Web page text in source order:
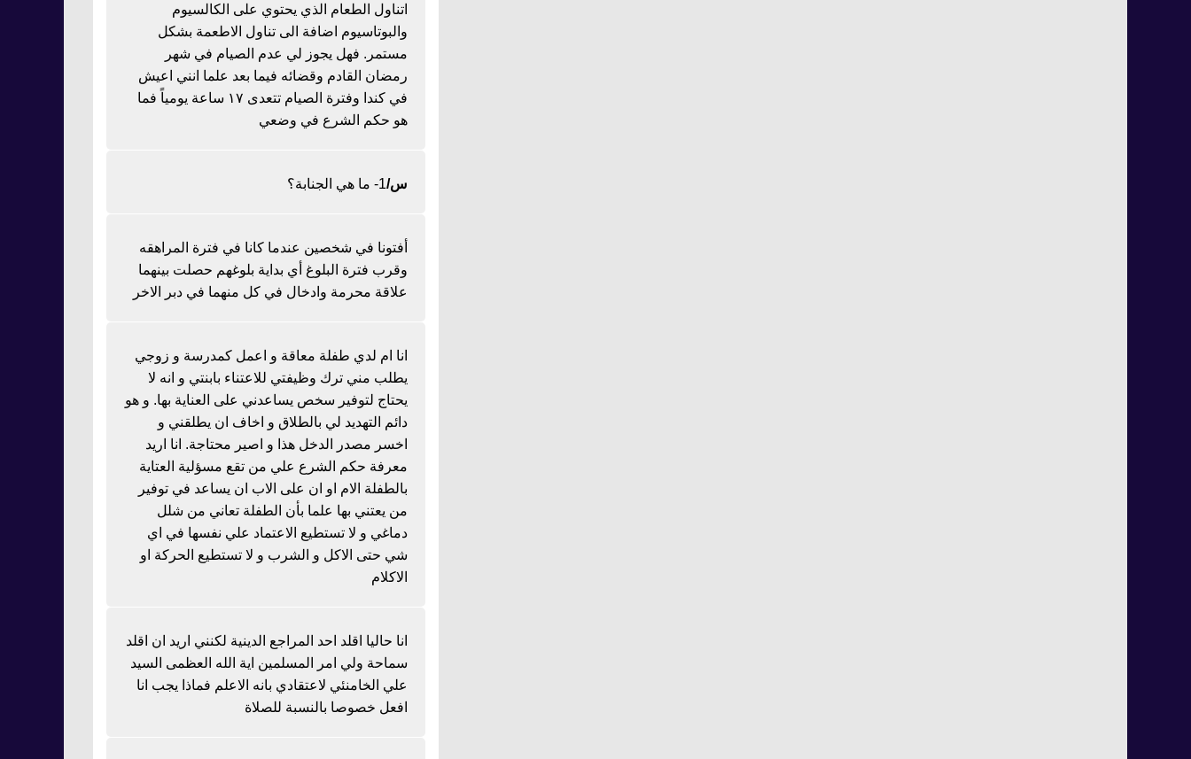
اتناول الطعام الذي يحتوي على الكالسيوم
والبوتاسيوم اضافة الى تناول الاطعمة بشكل
مستمر. فهل يجوز لي عدم الصيام في شهر
رمضان القادم وقضائه فيما بعد علما انني اعيش
في كندا وفترة الصيام تتعدى ١٧ ساعة يومياً فما
هو حكم الشرع في وضعي
س/1- ما هي الجنابة؟
أفتونا في شخصين عندما كانا في فترة المراهقه
وقرب فترة البلوغ أي بداية بلوغهم حصلت بينهما
علاقة محرمة وادخال في كل منهما في دبر الاخر
انا ام لدي طفلة معاقة و اعمل كمدرسة و زوجي
يطلب مني ترك وظيفتي للاعتناء بابنتي و انه لا
يحتاج لتوفير سخص يساعدني على العناية بها. و هو
دائم التهديد لي بالطلاق و اخاف ان يطلقني و
اخسر مصدر الدخل هذا و اصير محتاجة. انا اريد
معرفة حكم الشرع علي من تقع مسؤلية العتاية
بالطفلة الام او ان على الاب ان يساعد في توفير
من يعتني بها علما بأن الطفلة تعاني من شلل
دماغي و لا تستطيع الاعتماد علي نفسها في اي
شي حتى الاكل و الشرب و لا تستطيع الحركة او
الاكلام
انا حاليا اقلد احد المراجع الدينية لكنني اريد ان اقلد
سماحة ولي امر المسلمين اية الله العظمى السيد
علي الخامنئي لاعتقادي بانه الاعلم فماذا يجب انا
افعل خصوصا بالنسبة للصلاة